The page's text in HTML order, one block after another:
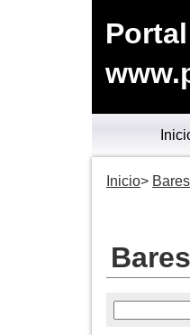
Inicio